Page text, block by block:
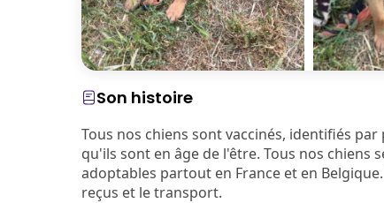
Son histoire
Tous nos chiens sont vaccinés, identifiés
qu'ils sont en âge de l'être. Tous nos chiens
adoptables partout en France et en
reçus et le transport.